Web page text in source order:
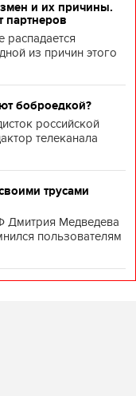
и их причины.
партнеров
распадается
из причин этого
боброедкой?
российской
телеканала
трусами
Дмитрия Медведева
пользователям